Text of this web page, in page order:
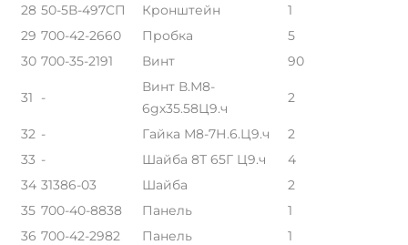
28 50-5В-497СП Кронштейн
1
29 700-42-2660 Пробка
5
30 700-35-2191 Винт 90
31 -
Винт В.М8-
6gх35.58Ц9.ч
2
32 - Гайка М8-7Н.6.Ц9.ч
2
33 - Шайба 8Т 65Г Ц9.ч
4
34 31386-03 Шайба
2
35 700-40-8838 Панель
1
36 700-42-2982 Панель
1